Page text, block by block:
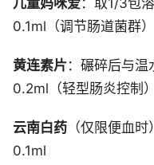
儿童妈咪爱：取1/3包
0.1ml（调节肠道菌群）
黄连素片 ：碾碎后与
0.2ml（轻型肠炎控制）
云南白药 （仅限便血
0.1ml